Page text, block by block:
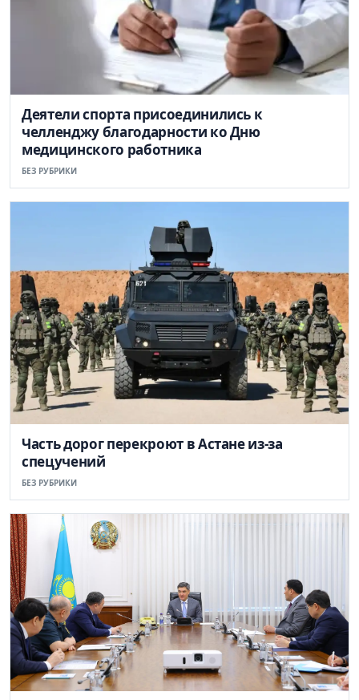
Деятели спорта присоединились к
челленджу благодарности ко Дню
медицинского работника
БЕЗ РУБРИКИ
Часть дорог перекроют в Астане из-за
спецучений
БЕЗ РУБРИКИ